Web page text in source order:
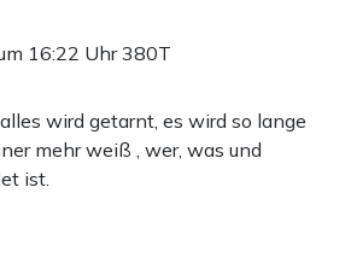
16:22 Uhr380T
wird getarnt, es wird so lange
mehr weiß , wer, was und
ist.